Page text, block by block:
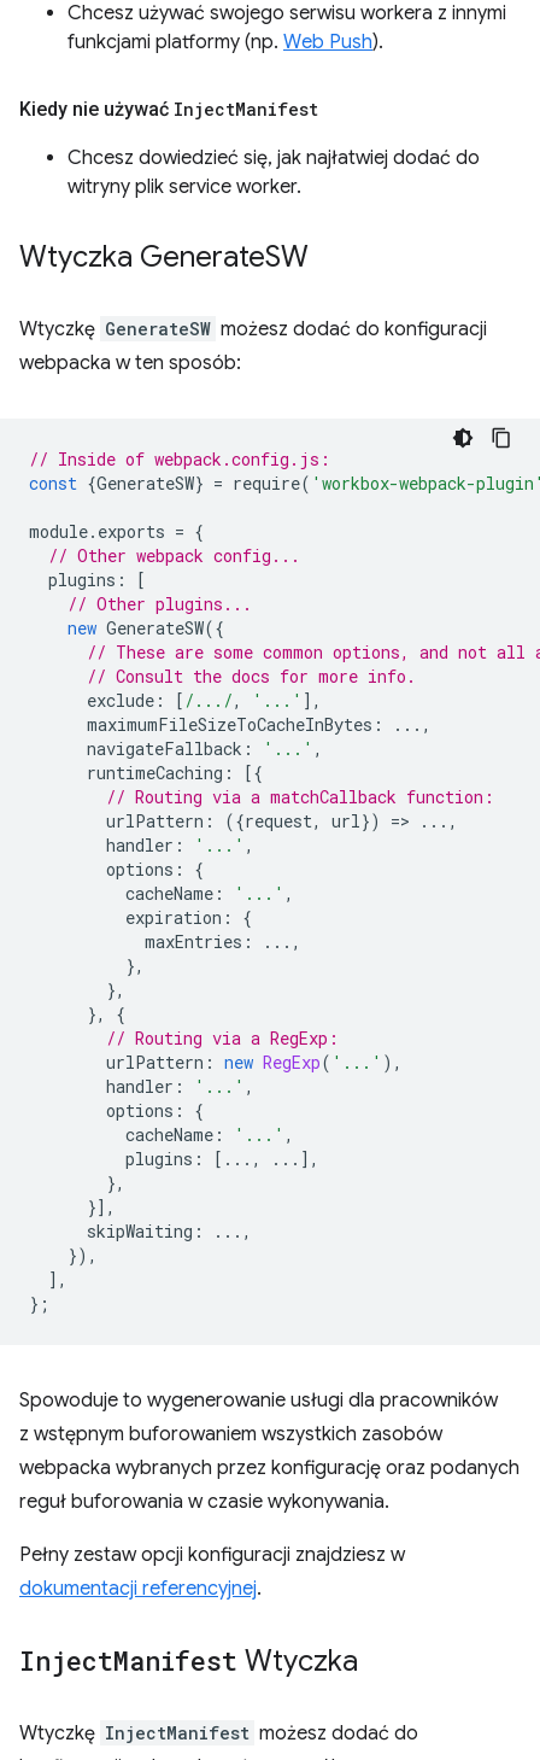
Chcesz używać swojego serwisu workera z innymi
funkcjami platformy (np. Web Push).
Kiedy nie używać InjectManifest
Chcesz dowiedzieć się, jak najłatwiej dodać do
witryny plik service worker.
Wtyczka GenerateSW
Wtyczkę GenerateSW możesz dodać do konfiguracji
webpacka w ten sposób:
// Inside of webpack.config.js:
const {GenerateSW} = require( 'workbox-webpack-
module. exports = {
// Other webpack config...
plugins :
[
// Other plugins...
new GenerateSW({
// These are some common options, and not
// Consult the docs for more info.
exclude : [ /.../, '...' ],
maximumFileSizeToCacheInBytes :
...,
navigateFallback : '...' ,
runtimeCaching :
[{
// Routing via a matchCallback function:
urlPattern : ({request, url}) =>
...,
handler : '...' ,
options :
{
cacheName : '...' ,
expiration :
{
maxEntries :
...,
},
},
},
{
// Routing via a RegExp:
urlPattern : new RegExp( '...' ),
handler : '...' ,
options :
{
cacheName : '...' ,
plugins : [...,
...],
},
}],
skipWaiting :
...,
}),
],
};
Spowoduje to wygenerowanie usługi dla pracowników
z wstępnym buforowaniem wszystkich zasobów
webpacka wybranych przez konfigurację oraz podanych
reguł buforowania w czasie wykonywania.
Pełny zestaw opcji konfiguracji znajdziesz w
dokumentacji referencyjnej.
InjectManifest Wtyczka
Wtyczkę InjectManifest możesz dodać do